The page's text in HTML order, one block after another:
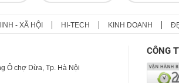
Giếng tự phun
chóng mặt
- XÃ HỘI HI-TECH KINH DOANH
Ô chợ Dừa, Tp. Hà Nội
CÔNG